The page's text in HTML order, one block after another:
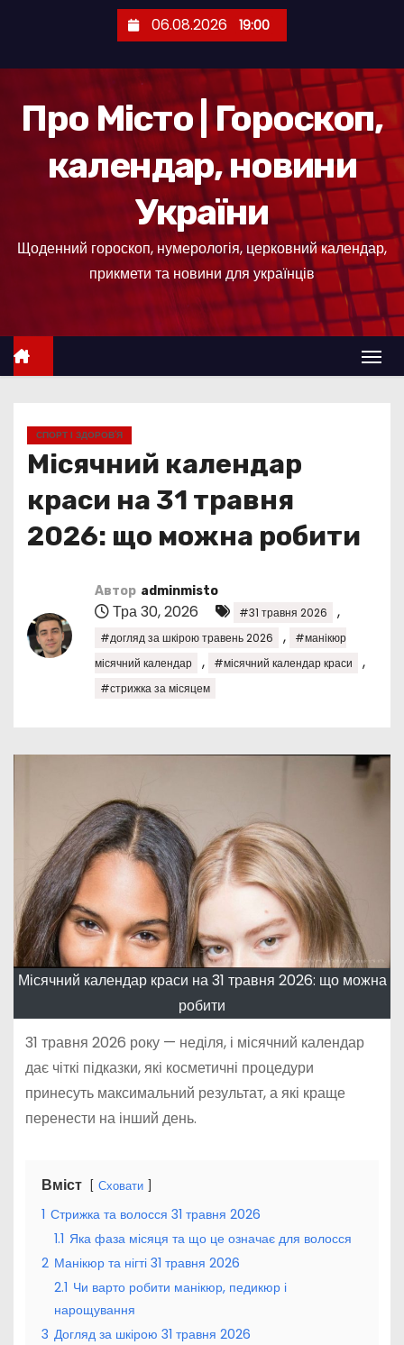
е
06.08.2026 19:00
Про Місто | Гороскоп,
календар, новини
України
Щоденний гороскоп, нумерологія, церковний календар,
прикмети та новини для українців
СПОРТ І ЗДОРОВ’Я
Місячний календар
краси на 31 травня
2026: що можна робити
Автор adminmisto
Тра 30, 2026 #31 травня 2026 ,
#догляд за шкірою травень 2026 ,
#манікюр
місячний календар
, #місячний календар краси ,
#стрижка за місяцем
Місячний календар краси на 31 травня 2026: що можна
робити
31 травня 2026 року — неділя, і місячний календар
дає чіткі підказки, які косметичні процедури
принесуть максимальний результат, а які краще
перенести на інший день.
Вміст Сховати
1 Стрижка та волосся 31 травня 2026
1.1 Яка фаза місяця та що це означає для волосся
2 Манікюр та нігті 31 травня 2026
2.1 Чи варто робити манікюр, педикюр і
нарощування
3 Догляд за шкірою 31 травня 2026